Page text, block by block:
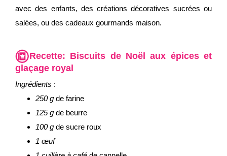
avec des enfants, des créations décoratives sucrées ou
salées, ou des cadeaux gourmands maison.
Recette: Biscuits de Noël aux épices et
glaçage royal
Ingrédients :
250 g de farine
125 g de beurre
100 g de sucre roux
1 œuf